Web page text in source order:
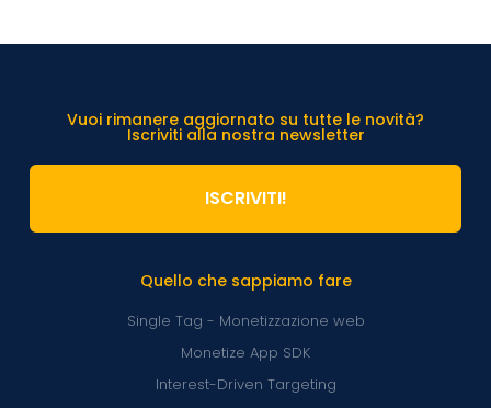
Quello che sappiamo fare
Single Tag - Monetizzazione web
Monetize App SDK
Interest-Driven Targeting
Vuoi rimanere aggiornato su tutte le novità?
Iscriviti alla nostra newsletter
ISCRIVITI!